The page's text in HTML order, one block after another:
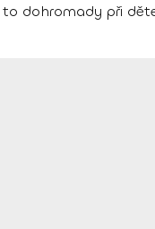
dohromady při